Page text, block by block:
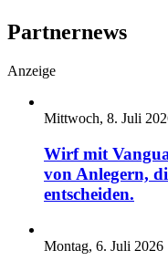
Partnernews
Anzeige
Mittwoch, 8. Juli
Wirf mit
von Anlegern,
entscheiden.
Montag, 6. Juli 2026